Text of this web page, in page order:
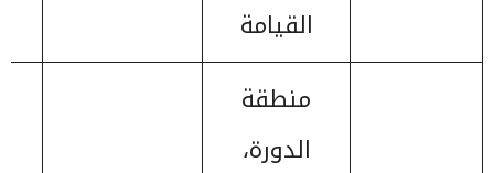
القيامة
منطقة
الدورة،